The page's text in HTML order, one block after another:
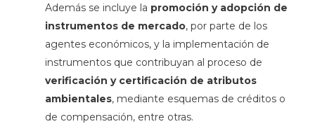
Además se incluye la promoción y adopción de
instrumentos de mercado, por parte de los
agentes económicos, y la implementación de
instrumentos que contribuyan al proceso de
verificación y certificación de atributos
ambientales, mediante esquemas de créditos o
de compensación, entre otras.